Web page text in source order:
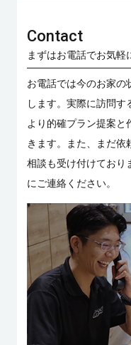
Contact
まずはお電話でお気軽
お電話では今のお家の
します。実際に訪問
より的確プラン提案と
きます。また、まだ依
相談も受け付けており
にご連絡ください。